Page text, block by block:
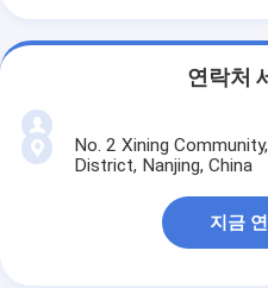
연락처
No. 2 Xining
District, Nanjing, China
지금